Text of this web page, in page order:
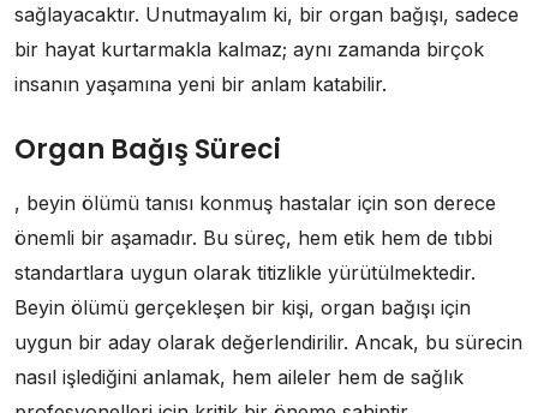
sağlayacaktır. Unutmayalım ki, bir organ bağışı, sadece
bir hayat kurtarmakla kalmaz; aynı zamanda birçok
insanın yaşamına yeni bir anlam katabilir.
Organ Bağış Süreci
, beyin ölümü tanısı konmuş hastalar için son derece
önemli bir aşamadır. Bu süreç, hem etik hem de tıbbi
standartlara uygun olarak titizlikle yürütülmektedir.
Beyin ölümü gerçekleşen bir kişi, organ bağışı için
uygun bir aday olarak değerlendirilir. Ancak, bu sürecin
nasıl işlediğini anlamak, hem aileler hem de sağlık